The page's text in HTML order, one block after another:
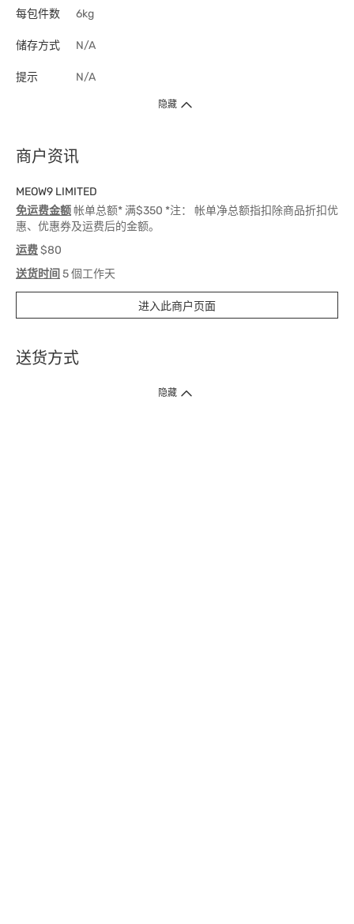
每包件数 6kg
储存方式 N/A
提示 N/A
隐藏
商户资讯
MEOW9 LIMITED
免运费金额帐单总额* 满$350 *注： 帐单净总额指扣除商品折扣优
惠、优惠券及运费后的金额。
运费$80
送货时间 5 個工作天
进入此商户页面
送货方式
1. 送货到府（受卫生署条例规管产品除外 ）
隐藏